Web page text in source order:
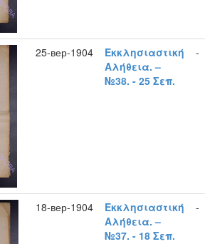
25-вер-1904
Εκκλησιαστική
Αλήθεια. –
№38. - 25 Σεπ.
-
18-вер-1904
Εκκλησιαστική
Αλήθεια. –
№37. - 18 Σεπ.
-